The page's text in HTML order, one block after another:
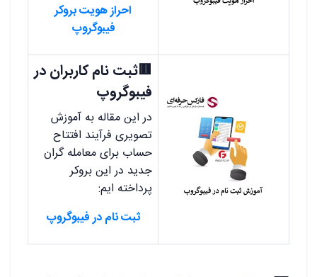
احراز هویت بروکر
فیبوگروپ
🟥ثبت نام کاربران در
فیبوگروپ
در این مقاله به آموزش
تصویری فرآیند افتتاح
حساب برای معامله گران
جدید در این بروکر
پرداخته ایم:
ثبت نام در فیبوگروپ